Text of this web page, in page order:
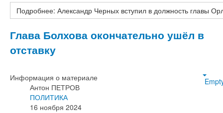
Подробнее: Александр Черных вступил в должность главы
Глава Болхова окончательно ушёл в
отставку
Информация о материале
Антон ПЕТРОВ
ПОЛИТИКА
16 ноября 2024